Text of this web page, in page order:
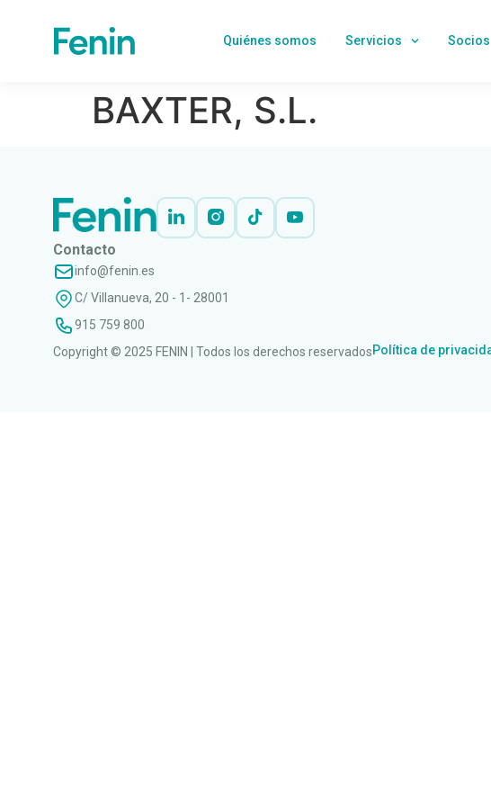
Quiénes somos Servicios Socios
BAXTER, S.L.
Contacto
info@fenin.es
C/ Villanueva, 20 - 1- 28001
915 759 800
Copyright © 2025 FENIN | Todos los derechos reservadosPolítica de